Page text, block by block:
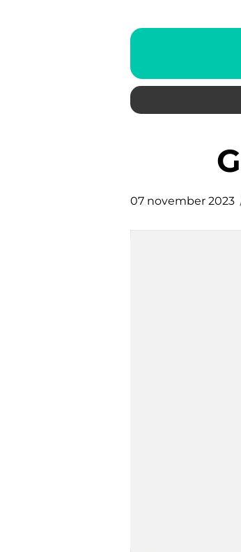
07 november 2023